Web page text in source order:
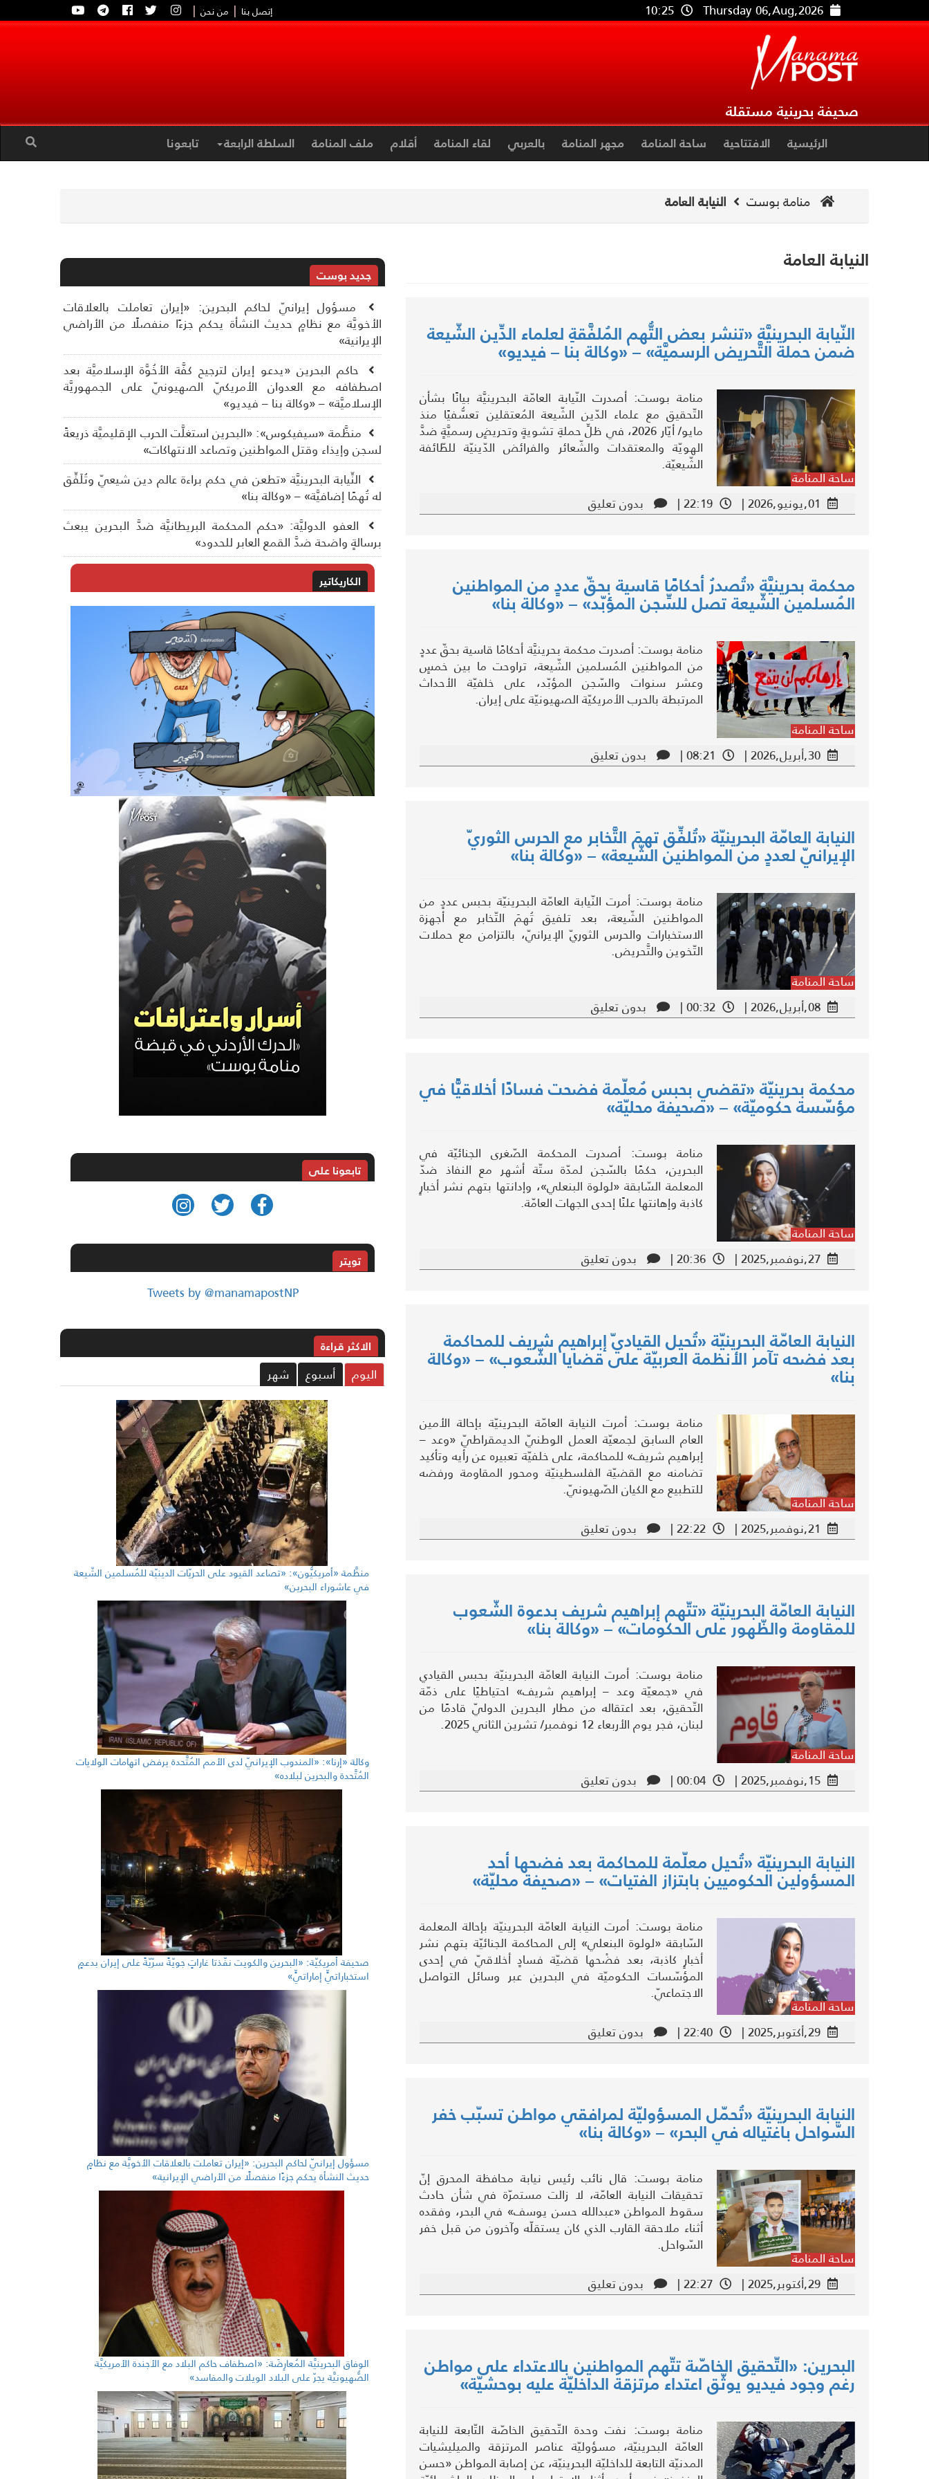
Thursday 06,Aug,2026
10:25 إتصل بنا | من نحن |
صحيفة بحرينية مستقلة
الرئيسية الافتتاحية ساحة المنامة مجهر المنامة بالعربي لقاء المنامة أقلام ملف المنامة السلطة الرابعة تابعونا
منامة بوست النيابة العامة
النيابة العامة
النّيابة البحرينيَّة «تنشر بعض التُّهم المُلفَّقةِ لعلماء الدِّين الشّيعة
ضمن حملة التَّحريض الرسميَّة» – «وكالة بنا – فيديو»
ساحة المنامة
منامة بوست: أصدرت النّيابة العامّة البحرينيَّة بيانًا بشأن
التّحقيق مع علماء الدّين الشّيعة المُعتقلين تعسُّفيًا منذ
مايو/ أيّار 2026، في ظلِّ حملةِ تشويةٍ وتحريضٍ رسميَّةٍ ضدَّ
الهويّة والمعتقدات والشّعائر والفرائض الدّينيّة للطّائفة
الشّيعيّة.
01,يونيو,2026 | 22:19 | بدون تعليق
محكمة بحرينيَّة «تُصدرُ أحكامًا قاسية بحقّ عددٍ من المواطنين
المُسلمين الشّيعة تصل للسِّجن المؤبّد» – «وكالة بنا»
ساحة المنامة
منامة بوست: أصدرت محكمة بحرينيَّة أحكامًا قاسية بحقّ عددٍ
من المواطنين المُسلمين الشّيعة، تراوحت ما بين خمسٍ
وعشر سنوات والسّجن المؤبّد، على خلفيّة الأحداث
المرتبطة بالحرب الأمريكيّة الصهيونيّة على إيران.
30,أبريل,2026 | 08:21 | بدون تعليق
النيابة العامّة البحرينيّة «تُلفِّق تهمَ التَّخابر مع الحرس الثوريّ
الإيرانيّ لعددٍ من المواطنين الشّيعة» – «وكالة بنا»
ساحة المنامة
منامة بوست: أمرت النّيابة العامّة البحرينيّة بحبس عددٍ من
المواطنين الشّيعة، بعد تلفيق تُهمَ التّخابر مع أجهزة
الاستخبارات والحرس الثوريّ الإيرانيّ، بالتزامن مع حملات
التّخوين والتَّحريض.
08,أبريل,2026 | 00:32 | بدون تعليق
محكمة بحرينيّة «تقضي بحبس مُعلّمة فضحت فسادًا أخلاقيًّا في
مؤسّسة حكوميّة» – «صحيفة محليّة»
ساحة المنامة
منامة بوست: أصدرت المحكمة الصّغرى الجنائيّة في
البحرين، حكمًا بالسّجن لمدّة ستّة أشهر مع النفاذ ضدّ
المعلمة السّابقة «لولوة البنعلي»، وإدانتها بتهم نشر أخبارٍ
كاذبة وإهانتها علنًا إحدى الجهات العامّة.
27,نوفمبر,2025 | 20:36 | بدون تعليق
النيابة العامّة البحرينيّة «تُحيل القياديّ إبراهيم شريف للمحاكمة
بعد فضحه تآمر الأنظمة العربيّة على قضايا الشّعوب» – «وكالة
بنا»
ساحة المنامة
منامة بوست: أمرت النيابة العامّة البحرينيّة بإحالة الأمين
العام السابق لجمعيّة العمل الوطنيّ الديمقراطيّ «وعد –
إبراهيم شريف» للمحاكمة، على خلفيّة تعبيره عن رأيه وتأكيد
تضامنه مع القضيّة الفلسطينيّة ومحور المقاومة ورفضه
للتطبيع مع الكيان الصّهيونيّ.
21,نوفمبر,2025 | 22:22 | بدون تعليق
النيابة العامّة البحرينيّة «تتّهم إبراهيم شريف بدعوة الشّعوب
للمقاومة والظّهور على الحكومات» – «وكالة بنا»
ساحة المنامة
منامة بوست: أمرت النيابة العامّة البحرينيّة بحبس القيادي
في «جمعيّة وعد – إبراهيم شريف» احتياطيًا على ذمّة
التّحقيق، بعد اعتقاله من مطار البحرين الدوليّ قادمًا من
لبنان، فجر يوم الأربعاء 12 نوفمبر/ تشرين الثاني 2025.
15,نوفمبر,2025 | 00:04 | بدون تعليق
النيابة البحرينيّة «تُحيل معلّمة للمحاكمة بعد فضحها أحد
المسؤولين الحكوميين بابتزاز الفتيات» – «صحيفة محليّة»
ساحة المنامة
منامة بوست: أمرت النيابة العامّة البحرينيّة بإحالة المعلمة
السّابقة «لولوة البنعلي» إلى المحاكمة الجنائيّة بتهم نشر
أخبارٍ كاذبة، بعد فضْحها قضيّة فسادٍ أخلاقيّ في إحدى
المؤسّسات الحكوميّة في البحرين عبر وسائل التواصل
الاجتماعيّ.
29,أكتوبر,2025 | 22:40 | بدون تعليق
النيابة البحرينيّة «تُحمّل المسؤوليّة لمرافقي مواطن تسبّب خفر
السّواحل باغتياله في البحر» – «وكالة بنا»
ساحة المنامة
منامة بوست: قال نائب رئيس نيابة محافظة المحرق إنّ
تحقيقات النيابة العامّة، لا زالت مستمرّة في شأن حادث
سقوط المواطن «عبدالله حسن يوسف» في البحر، وفقده
أثناء ملاحقة القارب الذي كان يستقلّه وآخرون من قبل خفر
السّواحل.
29,أكتوبر,2025 | 22:27 | بدون تعليق
البحرين: «التّحقيق الخاصّة تتّهم المواطنين بالاعتداء على مواطن
رغم وجود فيديو يوثّق اعتداء مرتزقة الداخليّة عليه بوحشيّة»
منامة بوست: نفت وحدة التّحقيق الخاصّة التّابعة للنيابة
العامّة البحرينيّة، مسؤوليّة عناصر المرتزقة والميليشيات
المدنيّة التابعة للداخليّة البحرينيّة، عن إصابة المواطن «حسن
جديد بوست
مسؤول إيرانيّ لحاكم البحرين: «إيران تعاملت بالعلاقات
الأخويَّة مع نظامٍ حديث النشأة يحكم جزءًا منفصلًا من الأراضي
الإيرانية»
حاكم البحرين «يدعو إيران لترجيح كفَّة الأخُوَّة الإسلاميَّة بعد
اصطفافه مع العدوان الأمريكيّ الصهيونيّ على الجمهوريَّة
الإسلاميَّة» – «وكالة بنا – فيديو»
منظَّمة «سيفيكوس»: «البحرين استغلَّت الحرب الإقليميَّة ذريعةً
لسجن وإيذاء وقتل المواطنين وتصاعد الانتهاكات»
النِّيابة البحرينيَّة «تطعن في حكم براءة عالم دين شيعيّ وتُلَفِّق
له تُهمًا إضافيَّة» – «وكالة بنا»
العفو الدوليَّة: «حكم المحكمة البريطانيَّة ضدَّ البحرين يبعث
برسالةٍ واضحة ضدَّ القمع العابر للحدود»
الكاريكاتير
تابعونا على
تويتر
Tweets by @manamapostNP
الاکثر قراءة
اليوم
أسبوع شهر
منظَّمة «أمريكيُّون»: «تصاعد القيود على الحريّات الدينيّة للمُسلمين الشّيعة
في عاشوراء البحرين»
وكالة «إرنا»: «المندوب الإيرانيّ لدى الأمم المُتَّحدة يرفض اتهامات الولايات
المُتَّحدة والبحرين لبلاده»
صحيفة أمريكيّة: «البحرين والكويت نفّذتا غاراتٍ جويّةً سرّيّةً على إيران بدعمٍ
استخباراتيٍّ إماراتيٍّ»
مسؤول إيرانيّ لحاكم البحرين: «إيران تعاملت بالعلاقات الأخويَّة مع نظامٍ
حديث النشأة يحكم جزءًا منفصلًا من الأراضي الإيرانية»
الوفاق البحرينيَّة المُعارِضَة: «اصطفاف حاكم البلاد مع الأجندة الأمريكيَّة
الصُّهيونيَّة يجرّ على البلاد الويلات والمفاسد»